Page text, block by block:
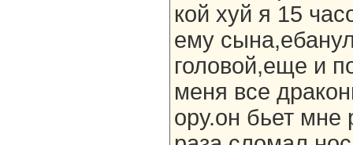
кой хуй я 15
ему
головой,еще и
меня все
ору.он бьет мне